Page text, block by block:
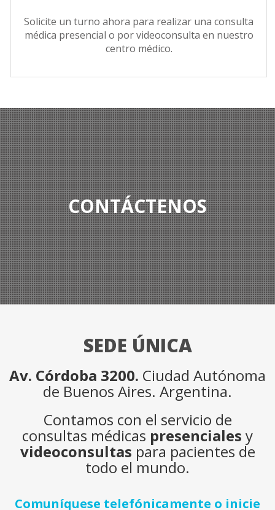
Solicite un turno ahora para realizar una consulta
médica presencial o por videoconsulta en nuestro
centro médico.
CONTÁCTENOS
SEDE ÚNICA
Av. Córdoba 3200. Ciudad Autónoma
de Buenos Aires. Argentina.
Contamos con el servicio de
consultas médicas presenciales y
videoconsultas para pacientes de
todo el mundo.
Comuníquese telefónicamente o inicie